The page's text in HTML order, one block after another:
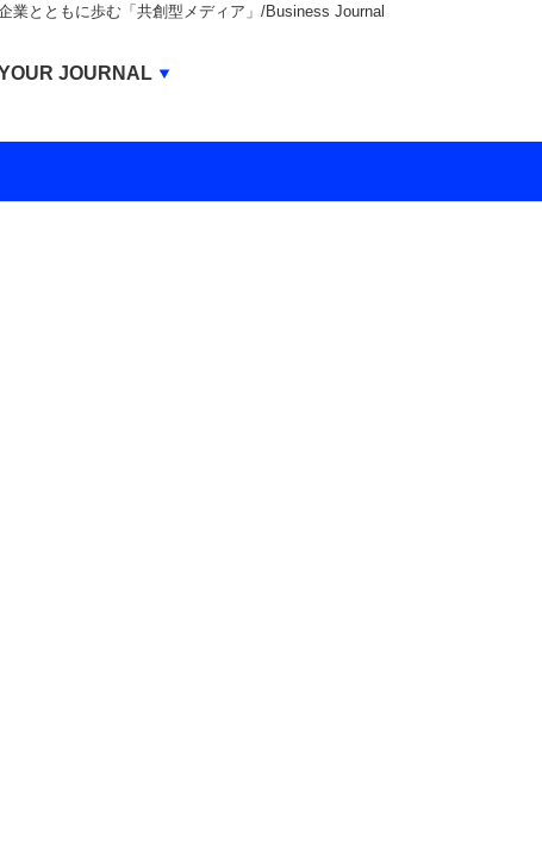
業とともに歩む「共創型メディア」/Business Journal
JOURNAL
JOURNAL